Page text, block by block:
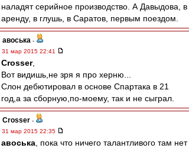
наладят серийное производство. А Давыдова, в
аренду, в глушь, в Саратов, первым поездом.
авоська -
31 мар 2015 22:41
Crosser,
Вот видишь,не зря я про херню...
Слон дебютировал в основе Спартака в 21
год,а за сборную,по-моему, так и не сыграл.
Crosser -
31 мар 2015 22:35
авоська , пока что ничего талантливого там нет